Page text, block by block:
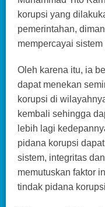
korupsi yang
pemerintahan,
mempercayai
Oleh karena itu, ia
dapat menekan
korupsi di
kembali sehingga
lebih lagi
pidana korupsi
sistem, integritas
memutuskan faktor
tindak pidana